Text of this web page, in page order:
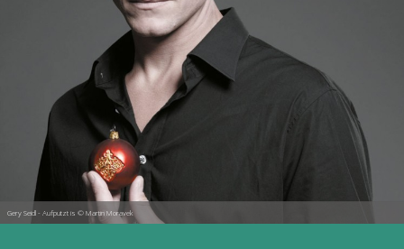
Gery Seidl - Aufputzt is © Martin Moravek